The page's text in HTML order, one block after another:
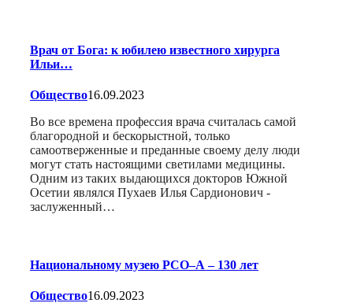
Врач от Бога: к юбилею известного хирурга
Ильи…
Общество16.09.2023
Во все времена профессия врача считалась самой
благородной и бескорыстной, только
самоотверженные и преданные своему делу люди
могут стать настоящими светилами медицины.
Одним из таких выдающихся докторов Южной
Осетии являлся Пухаев Илья Сардионович -
заслуженный…
Национальному музею РСО–А – 130 лет
Общество16.09.2023